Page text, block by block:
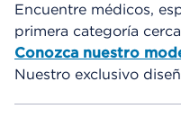
Encuentre médicos,
primera categoría
Conozca nuestro
Nuestro exclusivo